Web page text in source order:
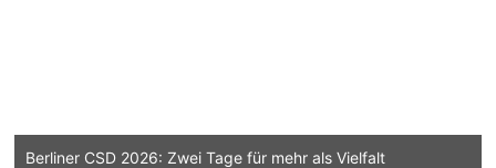
Berliner CSD 2026: Zwei Tage für mehr als Vielfalt